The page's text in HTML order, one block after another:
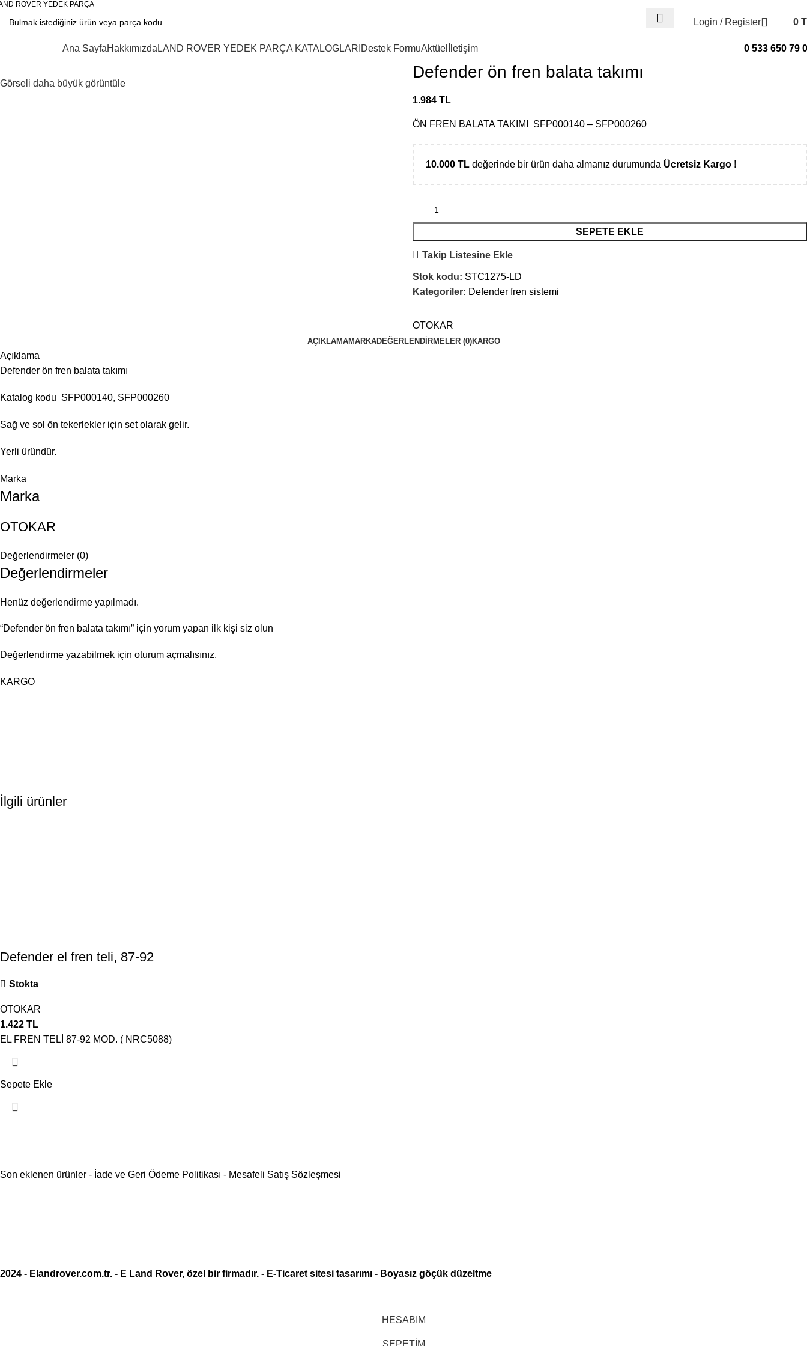
ROVER YEDEK PARÇA
Login / Register 0
Ana SayfaHakkımızda LAND ROVER YEDEK PARÇA KATALOGLARI Destek FormuAktüel İletişim 0 533 650 79
Görseli daha büyük görüntüle
Defender ön fren balata takımı
1.984 TL
ÖN FREN BALATA TAKIMI SFP000140 – SFP000260
10.000 TL değerinde bir ürün daha almanız durumunda Ücretsiz Kargo !
SEPETE EKLE
Takip Listesine Ekle
Stok kodu: STC1275-LD
Kategoriler: Defender fren sistemi
OTOKAR
AÇIKLAMAMARKADEĞERLENDIRMELER (0)KARGO
Açıklama
Defender ön fren balata takımı
Katalog kodu SFP000140, SFP000260
Sağ ve sol ön tekerlekler için set olarak gelir.
Yerli üründür.
Marka
Marka
OTOKAR
Değerlendirmeler (0)
Değerlendirmeler
Henüz değerlendirme yapılmadı.
“Defender ön fren balata takımı” için yorum yapan ilk kişi siz olun
Değerlendirme yazabilmek için oturum açmalısınız.
KARGO
İlgili ürünler
Defender el fren teli, 87-92
Stokta
OTOKAR
1.422 TL
EL FREN TELİ 87-92 MOD. ( NRC5088)
Sepete Ekle
Son eklenen ürünler - İade ve Geri Ödeme Politikası - Mesafeli Satış Sözleşmesi
2024 - Elandrover.com.tr. - E Land Rover, özel bir firmadır. - E-Ticaret sitesi tasarımı - Boyasız göçük düzeltme
HESABIM
SEPETİM